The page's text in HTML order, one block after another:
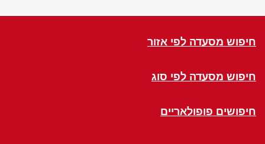
חיפוש מסעדה לפי אזור
חיפוש מסעדה לפי סוג
חיפושים פופולאריים